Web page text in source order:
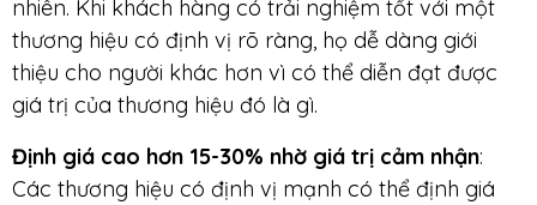
nhiên. Khi khách hàng có trải nghiệm tốt với một
thương hiệu có định vị rõ ràng, họ dễ dàng giới
thiệu cho người khác hơn vì có thể diễn đạt được
giá trị của thương hiệu đó là gì.
Định giá cao hơn 15-30% nhờ giá trị cảm nhận:
Các thương hiệu có định vị mạnh có thể định giá